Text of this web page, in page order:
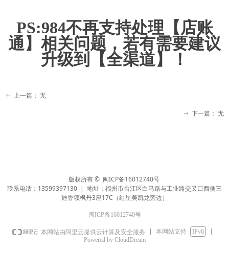
PS:984不再支持处理【店账
通】相关问题，若有需要建议
升级到【全渠道】！
ꂃ 上一篇： 无
ꁹ 下一篇： 无
版权所有 © 闽ICP备16012740号
联系电话：13599397130 | 地址：福州市台江区白马路与工业路交叉口西侧三
迪香颂枫丹3座17C（红星美凯龙旁边）
闽ICP备16012740号
本网站由阿里云提供云计算及安全服务 本网站支持
IPv6
Powered by CloudDream